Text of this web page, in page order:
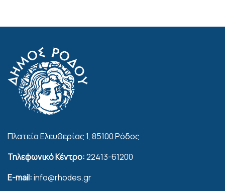
Πλατεία Ελευθερίας 1, 85100 Ρόδος
Τηλεφωνικό Κέντρο:22413-61200
E-mail:info@rhodes.gr